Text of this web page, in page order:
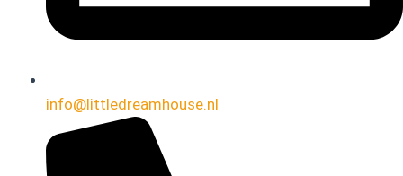
info@littledreamhouse.nl